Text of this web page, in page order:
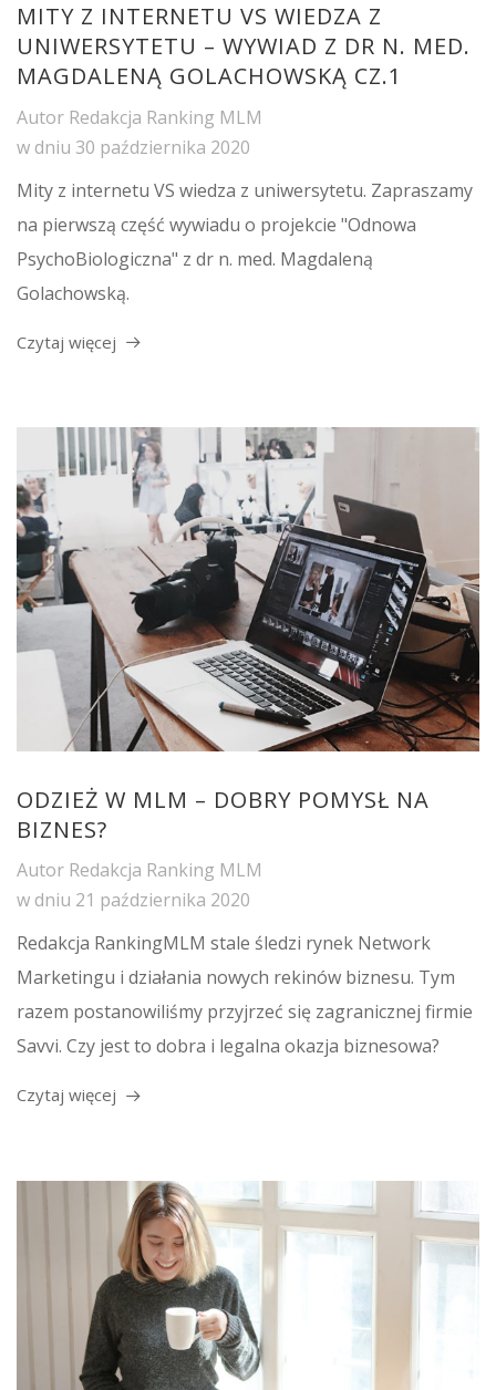
MITY Z INTERNETU VS WIEDZA Z
UNIWERSYTETU – WYWIAD Z DR N. MED.
MAGDALENĄ GOLACHOWSKĄ CZ.1
Autor Redakcja Ranking MLM
w dniu 30 października 2020
Mity z internetu VS wiedza z uniwersytetu. Zapraszamy
na pierwszą część wywiadu o projekcie "Odnowa
PsychoBiologiczna" z dr n. med. Magdaleną
Golachowską.
Czytaj więcej
ODZIEŻ W MLM – DOBRY POMYSŁ NA
BIZNES?
Autor Redakcja Ranking MLM
w dniu 21 października 2020
Redakcja RankingMLM stale śledzi rynek Network
Marketingu i działania nowych rekinów biznesu. Tym
razem postanowiliśmy przyjrzeć się zagranicznej firmie
Savvi. Czy jest to dobra i legalna okazja biznesowa?
Czytaj więcej